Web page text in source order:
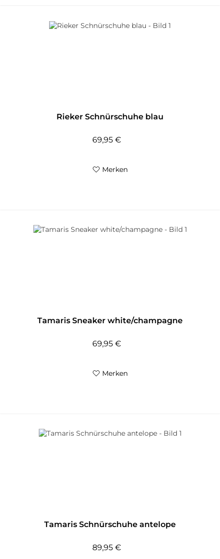
Rieker Schnürschuhe blau
69,95 €
Merken
Tamaris Sneaker white/champagne
69,95 €
Merken
Tamaris Schnürschuhe antelope
89,95 €